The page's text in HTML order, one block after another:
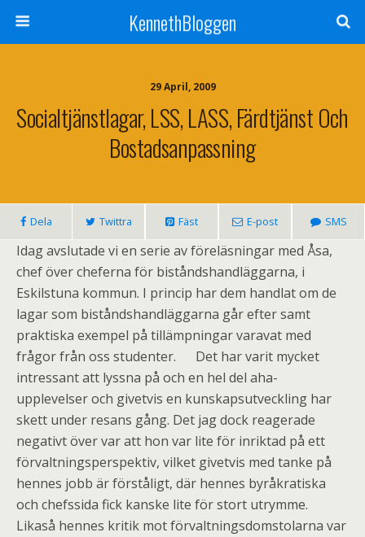
KennethBloggen
29 April, 2009
Socialtjänstlagar, LSS, LASS, Färdtjänst Och
Bostadsanpassning
Dela Twittra Fäst E-post SMS
Idag avslutade vi en serie av föreläsningar med Åsa,
chef över cheferna för biståndshandläggarna, i
Eskilstuna kommun. I princip har dem handlat om de
lagar som biståndshandläggarna går efter samt
praktiska exempel på tillämpningar varavat med
frågor från oss studenter. Det har varit mycket
intressant att lyssna på och en hel del aha-
upplevelser och givetvis en kunskapsutveckling har
skett under resans gång. Det jag dock reagerade
negativt över var att hon var lite för inriktad på ett
förvaltningsperspektiv, vilket givetvis med tanke på
hennes jobb är förståligt, där hennes byråkratiska
och chefssida fick kanske lite för stort utrymme.
Likaså hennes kritik mot förvaltningsdomstolarna var